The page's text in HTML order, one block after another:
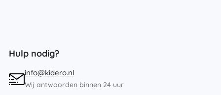
Hulp nodig?
info@kidero.nl
Wij antwoorden binnen 24 uur